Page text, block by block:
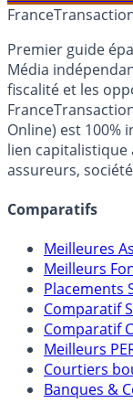
France
Premier guide
Média
fiscalité et les
Online) est 100%
lien capitalistique
assureurs,
Comparatifs
Meilleures
Meilleurs
Placements
Comparatif
Comparatif
Meilleurs
Courtiers
Banques &